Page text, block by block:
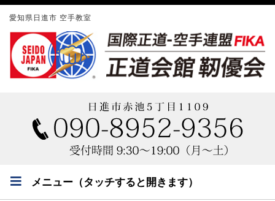
愛知県日進市 空手教室
メニュー（タッチすると開きます）